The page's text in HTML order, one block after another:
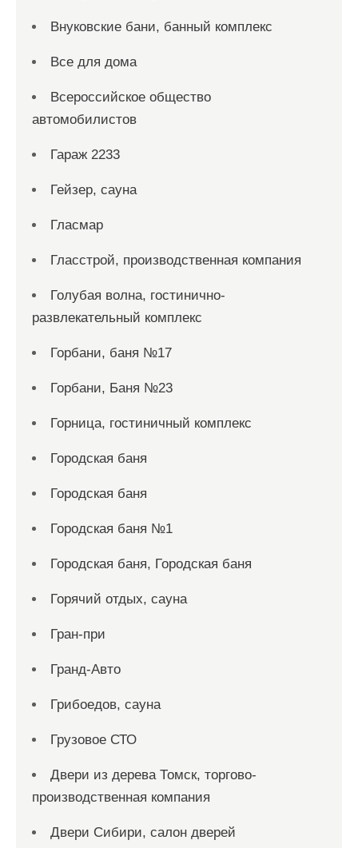
Внуковские бани, банный комплекс
Все для дома
Всероссийское общество
автомобилистов
Гараж 2233
Гейзер, сауна
Гласмар
Гласстрой, производственная компания
Голубая волна, гостинично-
развлекательный комплекс
Горбани, баня №17
Горбани, Баня №23
Горница, гостиничный комплекс
Городская баня
Городская баня
Городская баня №1
Городская баня, Городская баня
Горячий отдых, сауна
Гран-при
Гранд-Авто
Грибоедов, сауна
Грузовое СТО
Двери из дерева Томск, торгово-
производственная компания
Двери Сибири, салон дверей